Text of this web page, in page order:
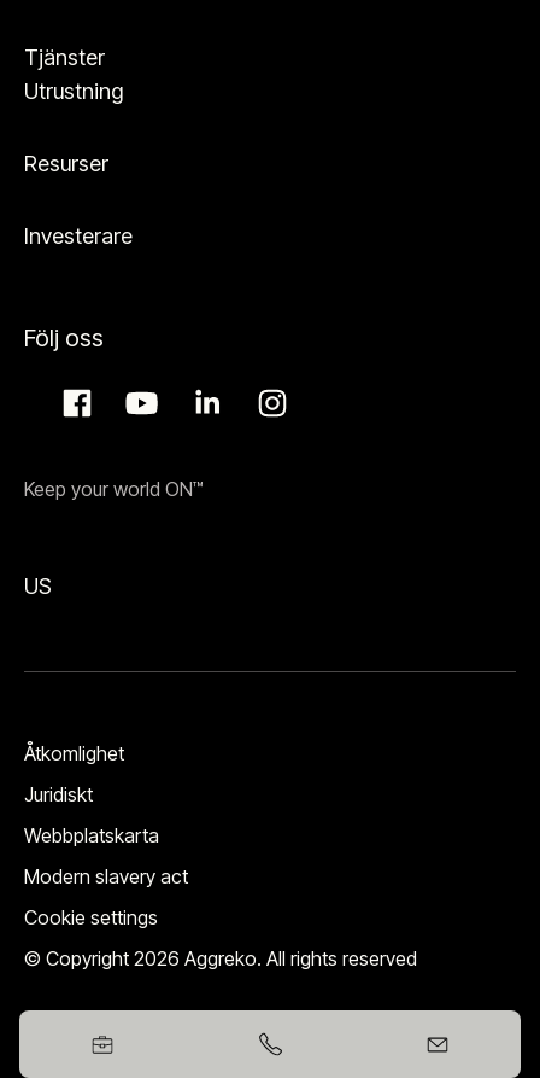
Tjänster
Utrustning
Resurser
Investerare
Följ oss
Keep your world ON™
US
© Copyright 2026 Aggreko. All rights reserved
Åtkomlighet
Juridiskt
Webbplatskarta
Modern slavery act
Cookie settings